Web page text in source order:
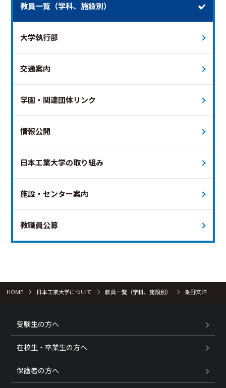
教員一覧（学科、施設別）
大学執行部
交通案内
学園・関連団体リンク
情報公開
日本工業大学の取り組み
施設・センター案内
教職員公募
HOME 日本工業大学について 教員一覧（学科、施設別） 粂野文洋
受験生の方へ
在校生・卒業生の方へ
保護者の方へ